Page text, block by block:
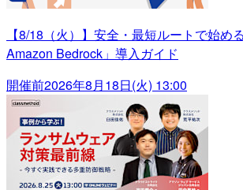
【8/18（火）】安全・最短ルートで始め
Amazon Bedrock」導入ガイド
開催前2026年8月18日(火) 13:00